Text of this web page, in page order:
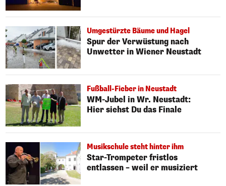
Umgestürzte Bäume und Hagel
Spur der Verwüstung nach
Unwetter in Wiener Neustadt
Fußball-Fieber in Neustadt
WM-Jubel in Wr. Neustadt:
Hier siehst Du das Finale
Musikschule steht hinter ihm
Star-Trompeter fristlos
entlassen – weil er musiziert